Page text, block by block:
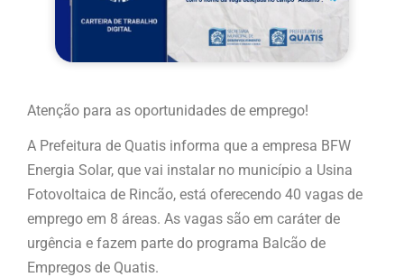
Atenção para as oportunidades de emprego!
A Prefeitura de Quatis informa que a empresa BFW
Energia Solar, que vai instalar no município a Usina
Fotovoltaica de Rincão, está oferecendo 40 vagas de
emprego em 8 áreas. As vagas são em caráter de
urgência e fazem parte do programa Balcão de
Empregos de Quatis.